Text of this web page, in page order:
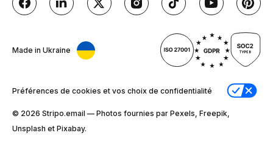
Made in Ukraine
Préférences de cookies et vos choix de confidentialité
© 2026 Stripо.email — Photos fournies par Pexels, Freepik,
Unsplash et Pixabay.